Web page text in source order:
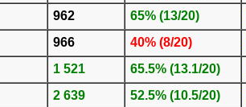
962 65% (13/20)
966 40% (8/20)
1 521 65.5% (13.1/20)
2 639 52.5% (10.5/20)